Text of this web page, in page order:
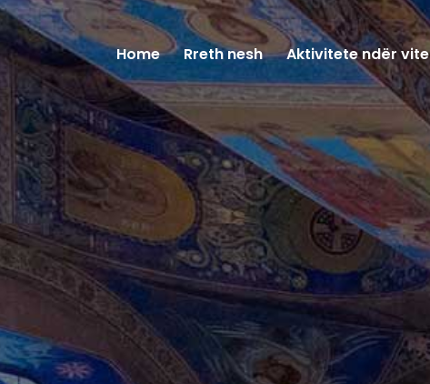
Home Rreth nesh Aktivitete ndër vite